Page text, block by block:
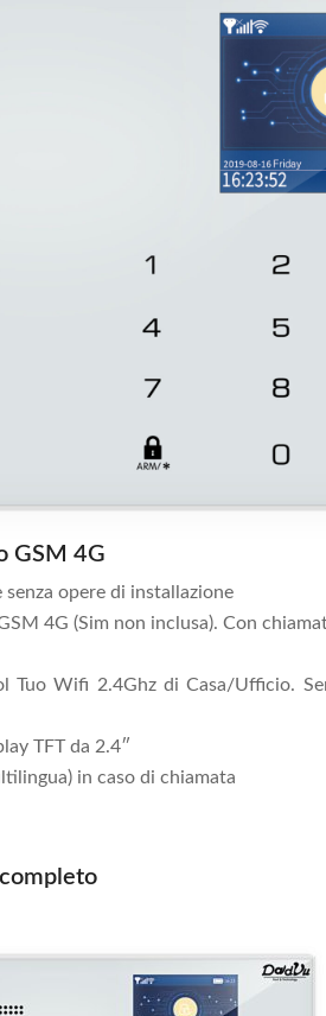
GSM 4G
opere di installazione
4G (Sim non inclusa). Con
Tuo Wifi 2.4Ghz di Casa/Ufficio.
TFT da 2.4″
in caso di chiamata